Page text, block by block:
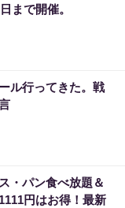
まで開催。
ル行ってきた。戦
・パン食べ放題＆
円はお得！最新